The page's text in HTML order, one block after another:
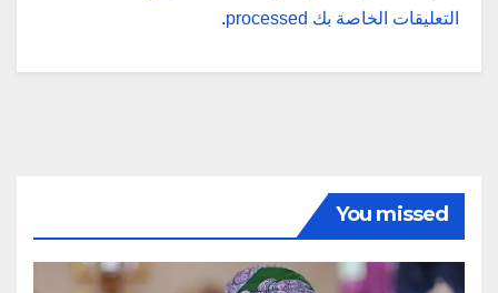
التعليقات الخاصة بك processed
.
You missed